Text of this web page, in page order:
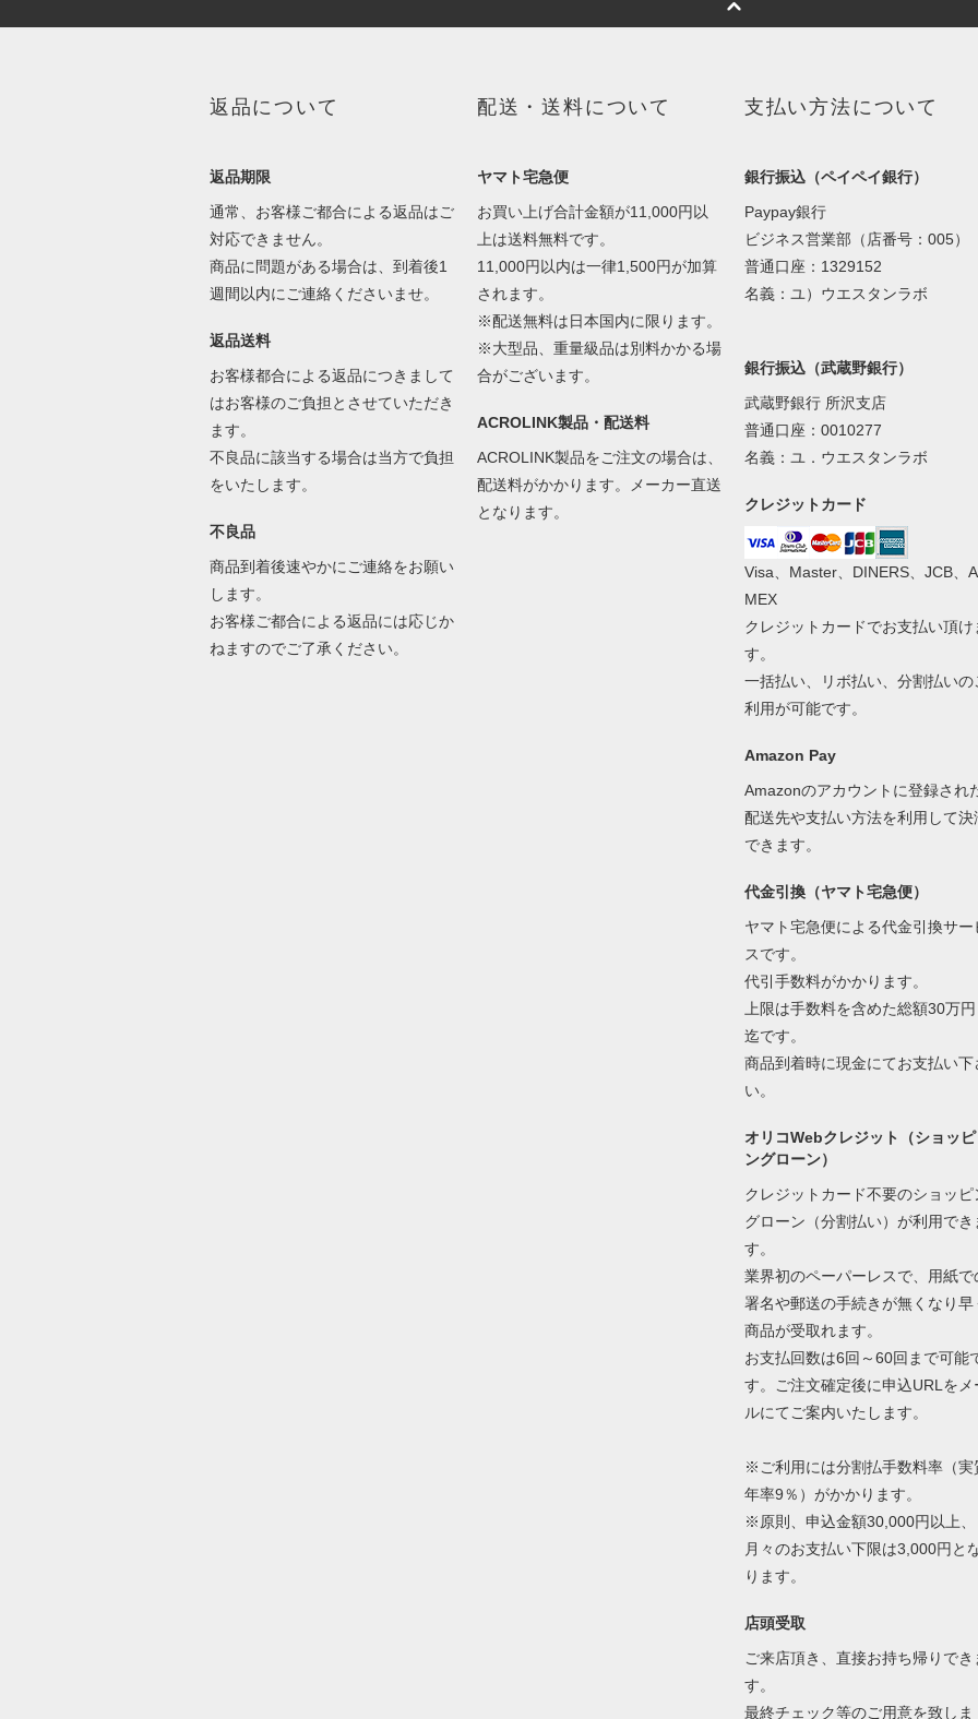
返品について
返品期限
通常、お客様ご都合による返品はご
対応できません。
商品に問題がある場合は、到着後1
週間以内にご連絡くださいませ。
返品送料
お客様都合による返品につきまして
はお客様のご負担とさせていただき
ます。
不良品に該当する場合は当方で負担
をいたします。
不良品
商品到着後速やかにご連絡をお願い
します。
お客様ご都合による返品には応じか
ねますのでご了承ください。
配送・送料について
ヤマト宅急便
お買い上げ合計金額が11,000円以
上は送料無料です。
11,000円以内は一律1,500円が加算
されます。
※配送無料は日本国内に限ります。
※大型品、重量級品は別料かかる場
合がございます。
ACROLINK製品・配送料
ACROLINK製品をご注文の場合は、
配送料がかかります。メーカー直送
となります。
支払い方法について
銀行振込（ペイペイ銀行）
Paypay銀行
ビジネス営業部（店番号：005）
普通口座：1329152
名義：ユ）ウエスタンラボ
銀行振込（武蔵野銀行）
武蔵野銀行 所沢支店
普通口座：0010277
名義：ユ．ウエスタンラボ
クレジットカード
Visa、Master、DINERS、JCB、A
MEX
クレジットカードでお支払い頂け
す。
一括払い、リボ払い、分割払いの
利用が可能です。
Amazon Pay
Amazonのアカウントに登録され
配送先や支払い方法を利用して決
できます。
代金引換（ヤマト宅急便）
ヤマト宅急便による代金引換サー
スです。
代引手数料がかかります。
上限は手数料を含めた総額30万円
迄です。
商品到着時に現金にてお支払い下
い。
オリコWebクレジット（ショッピ
ングローン）
クレジットカード不要のショッピ
グローン（分割払い）が利用でき
す。
業界初のペーパーレスで、用紙で
署名や郵送の手続きが無くなり早
商品が受取れます。
お支払回数は6回～60回まで可能
す。ご注文確定後に申込URLをメ
ルにてご案内いたします。
※ご利用には分割払手数料率（実
年率9％）がかかります。
※原則、申込金額30,000円以上、
月々のお支払い下限は3,000円と
ります。
店頭受取
ご来店頂き、直接お持ち帰りでき
す。
最終チェック等のご用意を致しま